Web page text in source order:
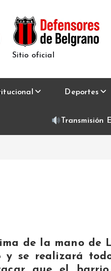
Sitio oficial
Deportes
Transmisión
de la mano de
y se realizará